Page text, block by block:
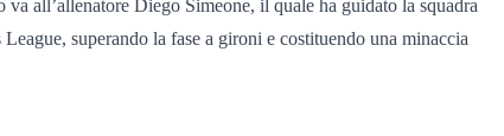
all’allenatore Diego Simeone, il quale ha guidato la squadra
superando la fase a gironi e costituendo una minaccia